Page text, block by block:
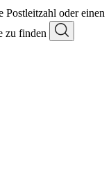
Postleitzahl oder einen
zu finden